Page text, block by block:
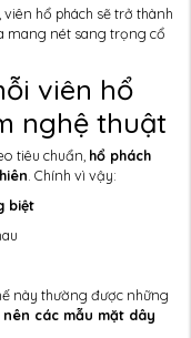
, viên hổ phách sẽ trở thành
mang nét sang trọng cổ
viên hổ
nghệ thuật
tiêu chuẩn, hổ phách
. Chính vì vậy:
biệt
này thường được những
các mẫu mặt dây